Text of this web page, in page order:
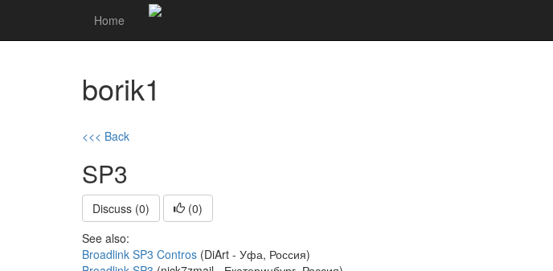
Home
borik1
<<< Back
SP3
Discuss (0) (0)
See also:
Broadlink SP3 Contros (DiArt - Уфа, Россия)